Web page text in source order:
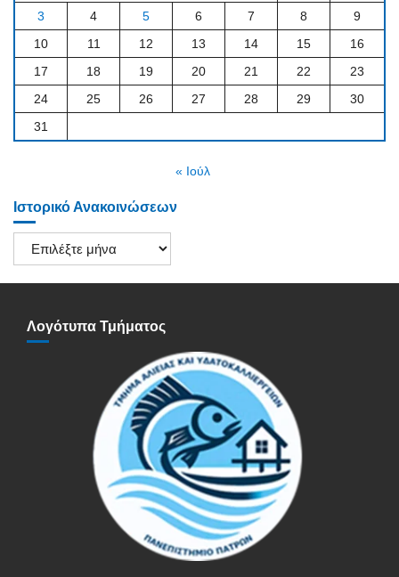
3
4 5 6 7 8
9
10
11 12 13 14 15
16
17
18 19 20 21 22
23
24
25 26 27 28 29
30
31
« Ιούλ
Ιστορικό Ανακοινώσεων
Ιστορικό
Ανακοινώσεων
Λογότυπα Τμήματος